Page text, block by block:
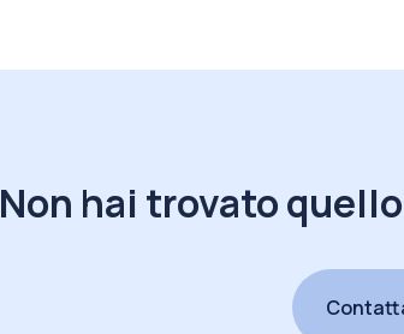
Non hai trovato